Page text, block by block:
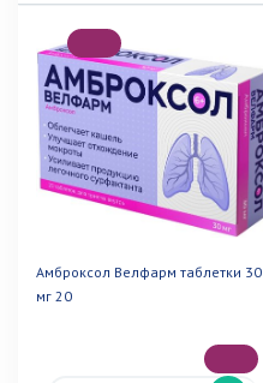
Амброксол Велфарм таблетки 30
мг 20